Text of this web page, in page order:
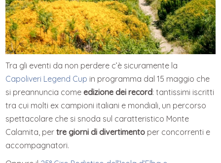
Tra gli eventi da non perdere c’è sicuramente la
Capoliveri Legend Cup in programma dal 15 maggio che
si preannuncia comeedizione dei record: tantissimi iscritti
tra cui molti ex campioni italiani e mondiali, un percorso
spettacolare che si snoda sul caratteristico Monte
Calamita, pertre giorni di divertimento per concorrenti e
accompagnatori.